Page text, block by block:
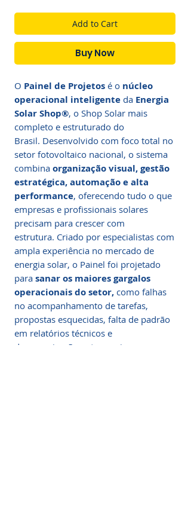
Add to Cart
Buy Now
O Painel de Projetos é o núcleo
operacional inteligente da Energia
Solar Shop®, o Shop Solar mais
completo e estruturado do
Brasil. Desenvolvido com foco total no
setor fotovoltaico nacional, o sistema
combina organização visual, gestão
estratégica, automação e alta
performance, oferecendo tudo o que
empresas e profissionais solares
precisam para crescer com
estrutura. Criado por especialistas com
ampla experiência no mercado de
energia solar, o Painel foi projetado
para sanar os maiores gargalos
operacionais do setor, como falhas
no acompanhamento de tarefas,
propostas esquecidas, falta de padrão
em relatórios técnicos e
desorganização entre equipes.